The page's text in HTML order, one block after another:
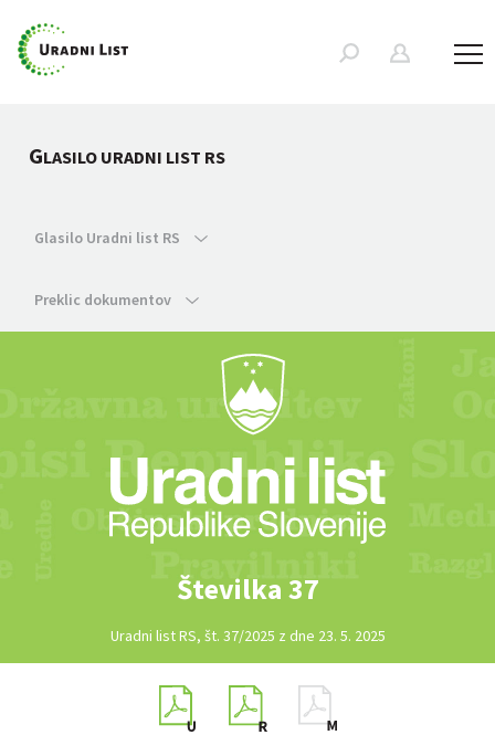
GLASILO URADNI LIST RS
Glasilo Uradni list RS
Preklic dokumentov
Številka 37
Uradni list RS, št. 37/2025 z dne 23. 5. 2025